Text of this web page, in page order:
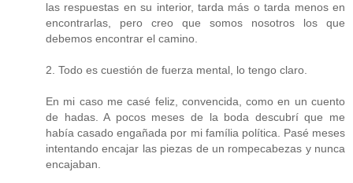
las respuestas en su interior, tarda más o tarda menos en
encontrarlas, pero creo que somos nosotros los que
debemos encontrar el camino.
2. Todo es cuestión de fuerza mental, lo tengo claro.
En mi caso me casé feliz, convencida, como en un cuento
de hadas. A pocos meses de la boda descubrí que me
había casado engañada por mi família política. Pasé meses
intentando encajar las piezas de un rompecabezas y nunca
encajaban.